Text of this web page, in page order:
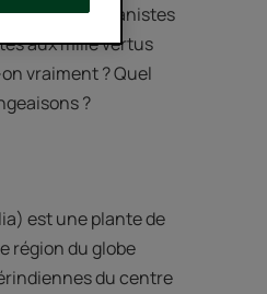
mais les botanistes
aux mille vertus
vraiment ? Quel
?
est une plante de
région du globe
du centre